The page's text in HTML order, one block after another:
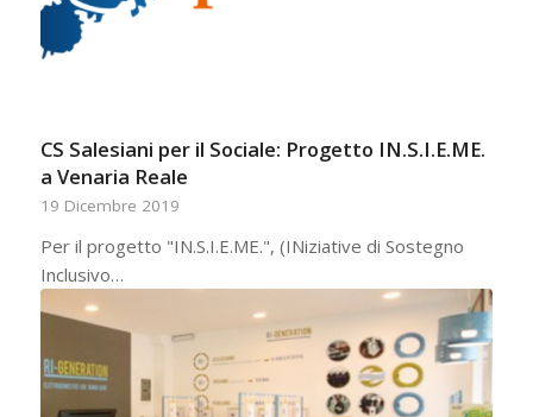
CS Salesiani per il Sociale: Progetto IN.S.I.E.ME.
a Venaria Reale
19 Dicembre 2019
Per il progetto "IN.S.I.E.ME.", (INiziative di Sostegno
Inclusivo…